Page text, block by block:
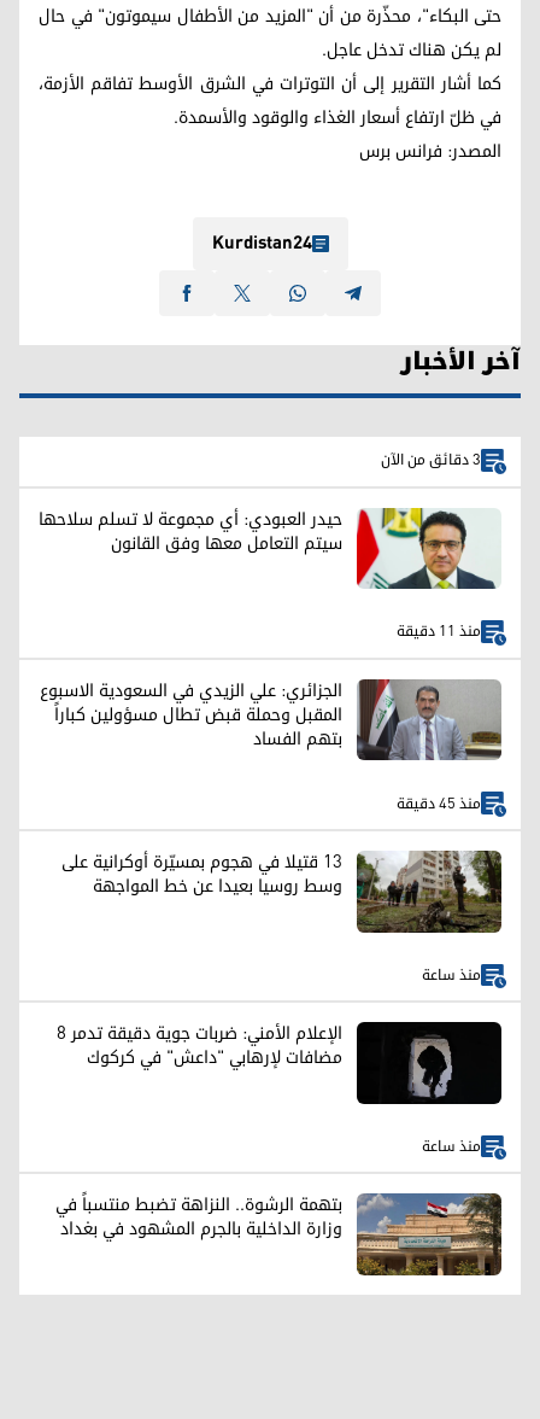
حتى البكاء"، محذّرة من أن "المزيد من الأطفال سيموتون" في حال
لم يكن هناك تدخل عاجل.
كما أشار التقرير إلى أن التوترات في الشرق الأوسط تفاقم الأزمة،
في ظلّ ارتفاع أسعار الغذاء والوقود والأسمدة.
المصدر: فرانس برس
Kurdistan24
آخر الأخبار
3 دقائق من الآن
حيدر العبودي: أي مجموعة لا تسلم سلاحها
سيتم التعامل معها وفق القانون
منذ 11 دقيقة
الجزائري: علي الزيدي في السعودية الاسبوع
المقبل وحملة قبض تطال مسؤولين كباراً
بتهم الفساد
منذ 45 دقيقة
13 قتيلا في هجوم بمسيّرة أوكرانية على
وسط روسيا بعيدا عن خط المواجهة
منذ ساعة
الإعلام الأمني: ضربات جوية دقيقة تدمر 8
مضافات لإرهابي "داعش" في كركوك
منذ ساعة
بتهمة الرشوة.. النزاهة تضبط منتسباً في
وزارة الداخلية بالجرم المشهود في بغداد